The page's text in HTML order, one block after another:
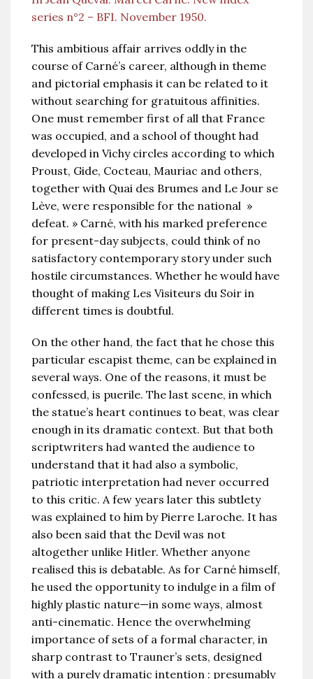
series n°2 – BFI. November 1950.
This ambitious affair arrives oddly in the
course of Carné’s career, although in theme
and pictorial emphasis it can be related to it
without searching for gratuitous affinities.
One must remember first of all that France
was occupied, and a school of thought had
developed in Vichy circles according to which
Proust, Gide, Cocteau, Mauriac and others,
together with Quai des Brumes and Le Jour se
Lève, were responsible for the national »
defeat. » Carné, with his marked preference
for present-day subjects, could think of no
satisfactory contemporary story under such
hostile circumstances. Whether he would have
thought of making Les Visiteurs du Soir in
different times is doubtful.
On the other hand, the fact that he chose this
particular escapist theme, can be explained in
several ways. One of the reasons, it must be
confessed, is puerile. The last scene, in which
the statue’s heart continues to beat, was clear
enough in its dramatic context. But that both
scriptwriters had wanted the audience to
understand that it had also a symbolic,
patriotic interpretation had never occurred
to this critic. A few years later this subtlety
was explained to him by Pierre Laroche. It has
also been said that the Devil was not
altogether unlike Hitler. Whether anyone
realised this is debatable. As for Carné himself,
he used the opportunity to indulge in a film of
highly plastic nature—in some ways, almost
anti-cinematic. Hence the overwhelming
importance of sets of a formal character, in
sharp contrast to Trauner’s sets, designed
with a purely dramatic intention : presumably